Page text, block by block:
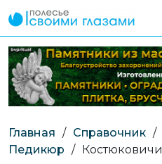
Главная / Справочник /
Педикюр / Костюковичи